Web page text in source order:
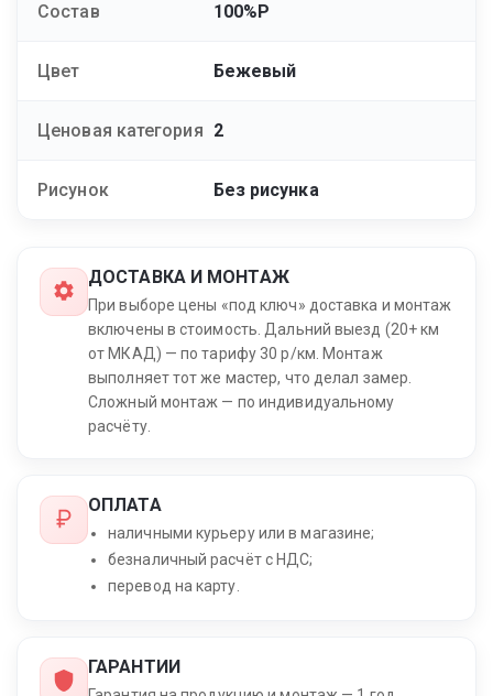
Состав 100%P
Цвет Бежевый
Ценовая категория 2
Рисунок Без рисунка
ДОСТАВКА И МОНТАЖ
При выборе цены «под ключ» доставка и монтаж
включены в стоимость. Дальний выезд (20+ км
от МКАД) — по тарифу 30 р/км. Монтаж
выполняет тот же мастер, что делал замер.
Сложный монтаж — по индивидуальному
расчёту.
ОПЛАТА
наличными курьеру или в магазине;
безналичный расчёт с НДС;
перевод на карту.
ГАРАНТИИ